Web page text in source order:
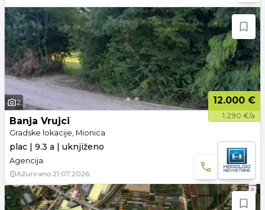
2 12.000 €
1.290 €/a
Banja Vrujci
Gradske lokacije, Mionica
plac | 9.3 a | uknjiženo
Agencija
Ažurirano 21.07.2026.